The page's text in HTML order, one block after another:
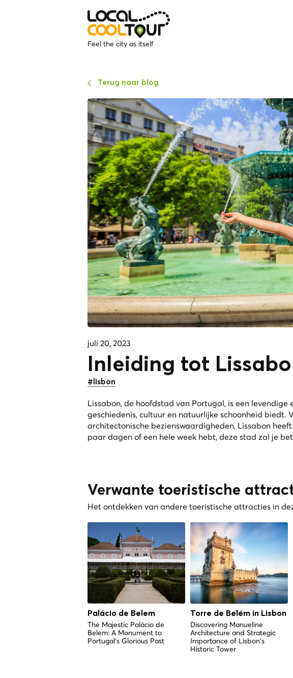
Feel the city as itself
Terug naar blog
juli 20, 2023
Inleiding tot
#lisbon
Lissabon, de hoofdstad van Portugal, is een
geschiedenis, cultuur en natuurlijke schoonheid
architectonische bezienswaardigheden, Lissabon
paar dagen of een hele week hebt, deze stad zal je
Verwante toeristische
Het ontdekken van andere toeristische attracties in
Palácio de Belem
The Majestic Palácio de
Belem: A Monument to
Portugal's Glorious Past
Torre de Belém in Lisbon
Discovering Manueline
Architecture and Strategic
Importance of Lisbon's
Historic Tower